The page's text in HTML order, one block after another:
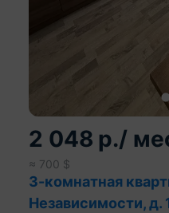
2 048 р./
≈ 700 $
3-комнатная
Независимости, д.